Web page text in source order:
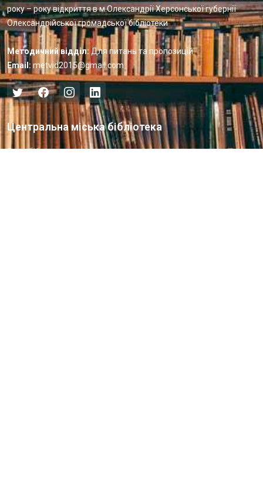
року – року відкриття в м.Олександрії Херсонської губернії
Олександрійської громадської бібліотеки
Методичний відділ: Для питань та пропозицій
Email: metvid2015@gmail.com
Центральна міська бібліотека
Блог бібліотеки